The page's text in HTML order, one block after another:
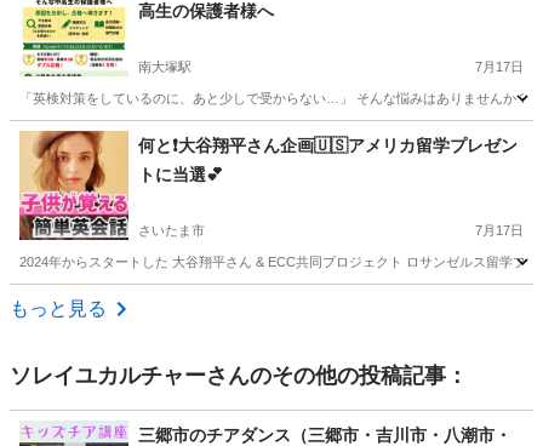
高生の保護者様へ
南大塚駅 7月17日
「英検対策をしているのに、あと少しで受からない…」 そんな悩みはありませんか
埼玉 所沢市 南大塚駅 英語 ライティング
何と❗️大谷翔平さん企画🇺🇸アメリカ留学プレゼン
トに当選💕
さいたま市 7月17日
2024年からスタートした 大谷翔平さん & ECC共同プロジェクト ロサンゼルス留学プ
埼玉 さいたま市
もっと見る
ソレイユカルチャーさんのその他の投稿記事：
三郷市のチアダンス（三郷市・吉川市・八潮市・